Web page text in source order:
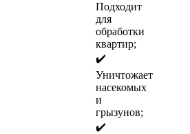
Подходит
для
обработки
квартир;
✔️
Уничтожает
насекомых
и
грызунов;
✔️